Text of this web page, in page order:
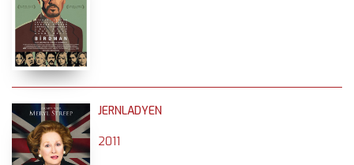
JERNLADYEN
2011